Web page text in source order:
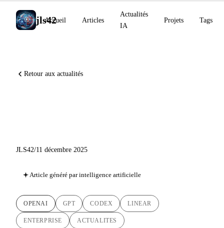
jls42
Accueil Articles
Actualités
IA
Projets Tags
Retour aux actualités
JLS42/11 décembre 2025
Article généré par intelligence artificielle
OPENAI GPT CODEX LINEAR
ENTERPRISE ACTUALITES